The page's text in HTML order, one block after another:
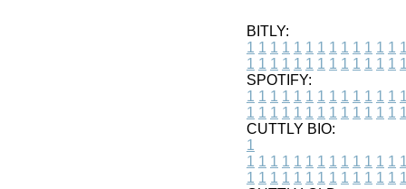
BITLY:
1 1 1 1 1 1 1 1 1 1 1 1 1 1
1 1 1 1 1 1 1 1 1 1 1 1 1 1
SPOTIFY:
1 1 1 1 1 1 1 1 1 1 1 1 1 1
1 1 1 1 1 1 1 1 1 1 1 1 1 1
CUTTLY BIO:
1
1 1 1 1 1 1 1 1 1 1 1 1 1 1
1 1 1 1 1 1 1 1 1 1 1 1 1 1